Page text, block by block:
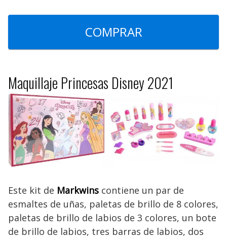
COMPRAR
Maquillaje Princesas Disney 2021
Este kit de Markwins contiene un par de
esmaltes de uñas, paletas de brillo de 8 colores,
paletas de brillo de labios de 3 colores, un bote
de brillo de labios, tres barras de labios, dos